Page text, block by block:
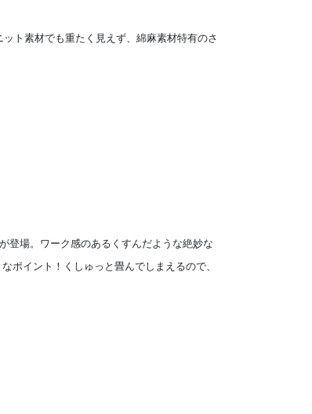
ト素材でも重たく見えず、綿麻素材特有のさ
登場。ワーク感のあるくすんだような絶妙な
ポイント！くしゅっと畳んでしまえるので、